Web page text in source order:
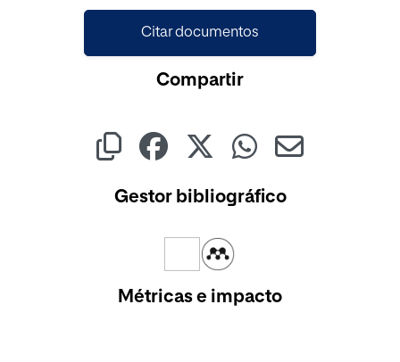
Citar documentos
Compartir
Gestor bibliográfico
Métricas e impacto